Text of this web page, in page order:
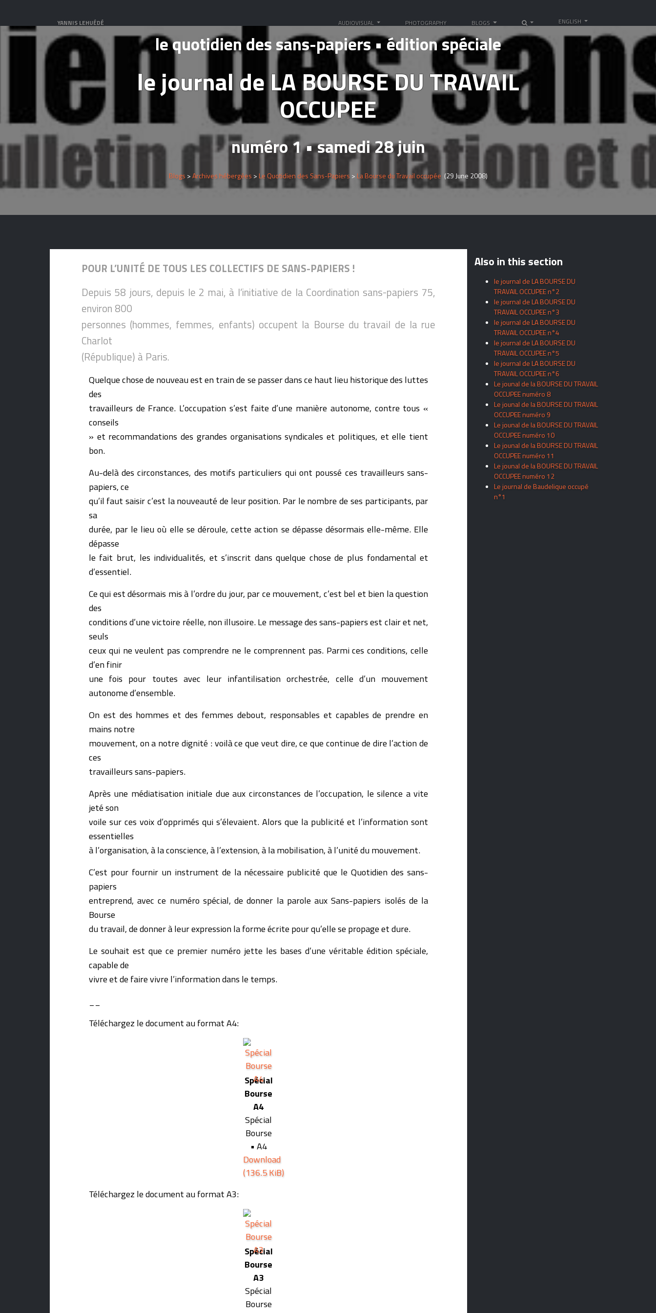
YANNIS LEHUÉDÉ AUDIOVISUAL PHOTOGRAPHY BLOGS ENGLISH
le quotidien des sans-papiers • édition spéciale
le journal de LA BOURSE DU TRAVAIL
OCCUPEE
numéro 1 • samedi 28 juin
Blogs >Archives hébergées > Le Quotidien des Sans-Papiers > La Bourse du Travail occupée (29 June 2008)
POUR L’UNITÉ DE TOUS LES COLLECTIFS DE SANS-PAPIERS !
Depuis 58 jours, depuis le 2 mai, à l’initiative de la Coordination sans-papiers 75,
environ 800
personnes (hommes, femmes, enfants) occupent la Bourse du travail de la rue
Charlot
(République) à Paris.
Quelque chose de nouveau est en train de se passer dans ce haut lieu historique des luttes
des
travailleurs de France. L’occupation s’est faite d’une manière autonome, contre tous «
conseils
» et recommandations des grandes organisations syndicales et politiques, et elle tient
bon.
Au-delà des circonstances, des motifs particuliers qui ont poussé ces travailleurs sans-
papiers, ce
qu’il faut saisir c’est la nouveauté de leur position. Par le nombre de ses participants, par
sa
durée, par le lieu où elle se déroule, cette action se dépasse désormais elle-même. Elle
dépasse
le fait brut, les individualités, et s’inscrit dans quelque chose de plus fondamental et
d’essentiel.
Ce qui est désormais mis à l’ordre du jour, par ce mouvement, c’est bel et bien la question
des
conditions d’une victoire réelle, non illusoire. Le message des sans-papiers est clair et net,
seuls
ceux qui ne veulent pas comprendre ne le comprennent pas. Parmi ces conditions, celle
d’en finir
une fois pour toutes avec leur infantilisation orchestrée, celle d’un mouvement
autonome d’ensemble.
On est des hommes et des femmes debout, responsables et capables de prendre en
mains notre
mouvement, on a notre dignité : voilà ce que veut dire, ce que continue de dire l’action de
ces
travailleurs sans-papiers.
Après une médiatisation initiale due aux circonstances de l’occupation, le silence a vite
jeté son
voile sur ces voix d’opprimés qui s’élevaient. Alors que la publicité et l’information sont
essentielles
à l’organisation, à la conscience, à l’extension, à la mobilisation, à l’unité du mouvement.
C’est pour fournir un instrument de la nécessaire publicité que le Quotidien des sans-
papiers
entreprend, avec ce numéro spécial, de donner la parole aux Sans-papiers isolés de la
Bourse
du travail, de donner à leur expression la forme écrite pour qu’elle se propage et dure.
Le souhait est que ce premier numéro jette les bases d’une véritable édition spéciale,
capable de
vivre et de faire vivre l’information dans le temps.
Téléchargez le document au format A4:
Spécial
Bourse
A4
Spécial
Bourse
• A4
Download
(136.5 KiB)
Téléchargez le document au format A3:
Spécial
Bourse
A3
Spécial
Bourse
Also in this section
le journal de LA BOURSE DU
TRAVAIL OCCUPEE n°2
le journal de LA BOURSE DU
TRAVAIL OCCUPEE n°3
le journal de LA BOURSE DU
TRAVAIL OCCUPEE n°4
le journal de LA BOURSE DU
TRAVAIL OCCUPEE n°5
le journal de LA BOURSE DU
TRAVAIL OCCUPEE n°6
Le jounal de la BOURSE DU TRAVAIL
OCCUPEE numéro 8
Le jounal de la BOURSE DU TRAVAIL
OCCUPEE numéro 9
Le jounal de la BOURSE DU TRAVAIL
OCCUPEE numéro 10
Le jounal de la BOURSE DU TRAVAIL
OCCUPEE numéro 11
Le jounal de la BOURSE DU TRAVAIL
OCCUPEE numéro 12
Le journal de Baudelique occupé
n°1